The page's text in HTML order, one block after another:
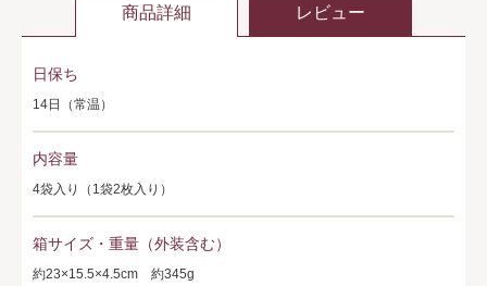
商品詳細 レビュー
日保ち
14日（常温）
内容量
4袋入り（1袋2枚入り）
箱サイズ・重量（外装含む）
約23×15.5×4.5cm 約345g